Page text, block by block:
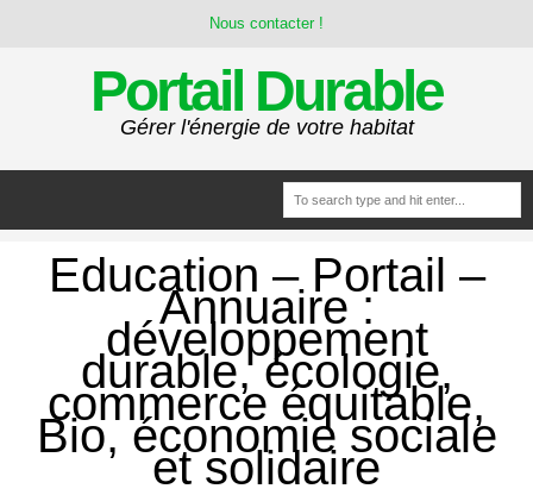
Nous contacter !
Portail Durable
Gérer l'énergie de votre habitat
Education – Portail –
Annuaire :
développement
durable, écologie,
commerce équitable,
Bio, économie sociale
et solidaire